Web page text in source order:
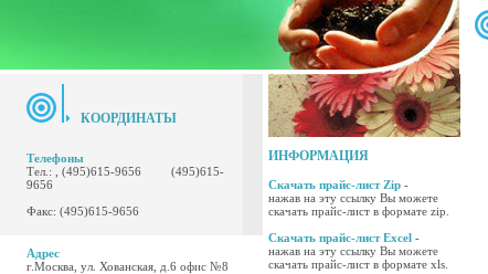
КООРДИНАТЫ
Телефоны
Тел.: , (495)615-9656 (495)615-
9656
Факс: (495)615-9656
Адрес
г.Москва, ул. Хованская, д.6 офис №8
ИНФОРМАЦИЯ
Скачать прайс-лист Zip -
нажав на эту ссылку Вы можете
скачать прайс-лист в формате zip.
Скачать прайс-лист Excel -
нажав на эту ссылку Вы можете
скачать прайс-лист в формате xls.